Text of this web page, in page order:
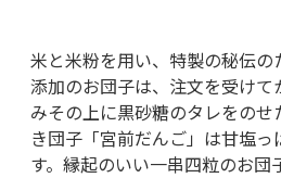
米と米粉を用い、特製の秘伝
添加のお団子は、注文を受けて
みその上に黒砂糖のタレをの
き団子「宮前だんご」は甘塩
す。縁起のいい一串四粒のお団